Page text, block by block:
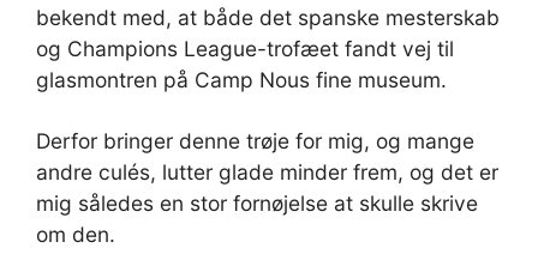
bekendt med, at både det spanske mesterskab
og Champions League-trofæet fandt vej til
glasmontren på Camp Nous fine museum.
Derfor bringer denne trøje for mig, og mange
andre culés, lutter glade minder frem, og det er
mig således en stor fornøjelse at skulle skrive
om den.